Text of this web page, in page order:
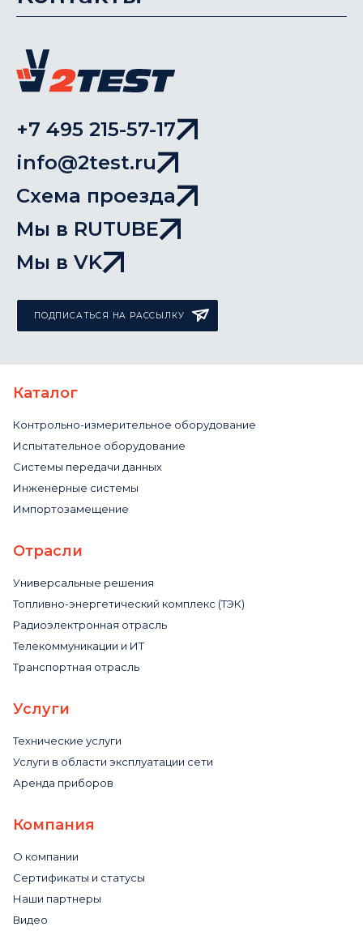
+7 495 215-57-17
info@2test.ru
Схема проезда
Мы в RUTUBE
Мы в VK
ПОДПИСАТЬСЯ НА РАССЫЛКУ
Каталог
Контрольно-измерительное оборудование
Испытательное оборудование
Системы передачи данных
Инженерные системы
Импортозамещение
Отрасли
Универсальные решения
Топливно-энергетический комплекс (ТЭК)
Радиоэлектронная отрасль
Телекоммуникации и ИТ
Транспортная отрасль
Услуги
Технические услуги
Услуги в области эксплуатации сети
Аренда приборов
Компания
О компании
Сертификаты и статусы
Наши партнеры
Видео